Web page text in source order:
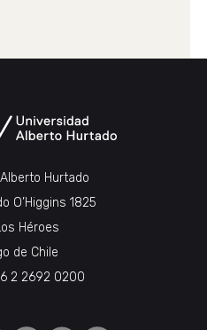
Hurtado
O’Higgins 1825
Héroes
de Chile
2 2692 0200